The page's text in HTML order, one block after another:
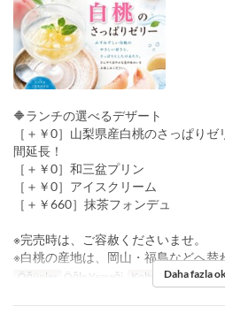
🔶ランチの選べるデザート
［＋￥0］山梨県産白桃のさっぱり
間延長！
［＋￥0］和三盆プリン
［＋￥0］アイスクリーム
［＋￥660］抹茶フォンデュ
※完売時は、ご容赦くださいませ。
※白桃の産地は、岡山・福島などへ替
Öğünler Öğle Yemeği Koltuk Kategorisi
Daha fazla